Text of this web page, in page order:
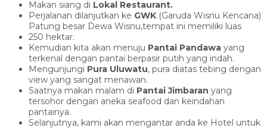
Makan siang di Lokal Restaurant.
Perjalanan dilanjutkan ke GWK (Garuda Wisnu Kencana)
Patung besar Dewa Wisnu,tempat ini memiliki luas
250 hektar.
Kemudian kita akan menuju Pantai Pandawa yang
terkenal dengan pantai berpasir putih yang indah.
Mengunjungi Pura Uluwatu, pura diatas tebing dengan
view yang sangat menawan.
Saatnya makan malam di Pantai Jimbaran yang
tersohor dengan aneka seafood dan keindahan
pantainya.
Selanjutnya, kami akan mengantar anda ke Hotel untuk